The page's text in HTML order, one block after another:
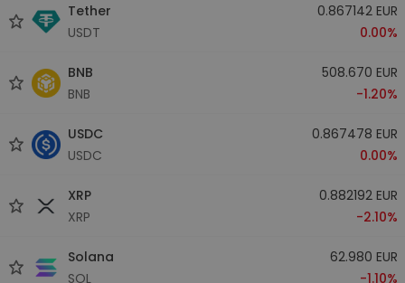
Tether
USDT
0.867142 EUR
0.00%
BNB
BNB
508.670 EUR
-1.20%
USDC
USDC
0.867478 EUR
0.00%
XRP
XRP
0.882192 EUR
-2.10%
Solana
SOL
62.980 EUR
-1.10%